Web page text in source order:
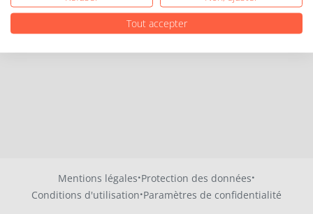
Mentions légales·Protection des données·
Conditions d'utilisation·Paramètres de confidentialité
Tout accepter